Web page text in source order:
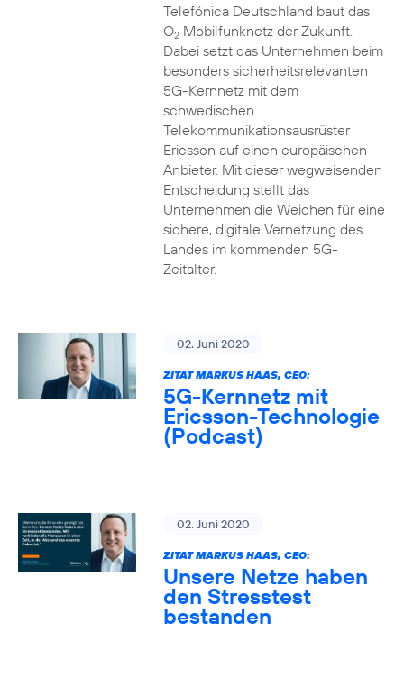
Telefónica Deutschland baut das
O2Mobilfunknetz der Zukunft.
Dabei setzt das Unternehmen beim
besonders sicherheitsrelevanten
5G-Kernnetz mit dem
schwedischen
Telekommunikationsausrüster
Ericsson auf einen europäischen
Anbieter. Mit dieser wegweisenden
Entscheidung stellt das
Unternehmen die Weichen für eine
sichere, digitale Vernetzung des
Landes im kommenden 5G-
Zeitalter.
02. Juni 2020
ZITAT MARKUS HAAS, CEO:
5G-Kernnetz mit
Ericsson-Technologie
(Podcast)
02. Juni 2020
ZITAT MARKUS HAAS, CEO:
Unsere Netze haben
den Stresstest
bestanden